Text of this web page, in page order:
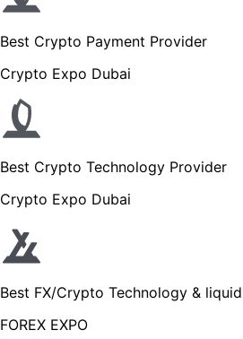
Best Crypto Payment Provider
Crypto Expo Dubai
Best Crypto Technology Provider
Crypto Expo Dubai
Best FX/Crypto Technology &
FOREX EXPO